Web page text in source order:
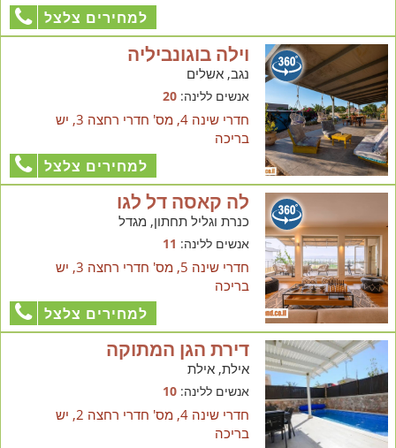
למחירים צלצל
וילה בוגונביליה
נגב, אשלים
אנשים ללינה:20
חדרי שינה 4, מס' חדרי רחצה 3, יש
בריכה
למחירים צלצל
לה קאסה דל לגו
כנרת וגליל תחתון, מגדל
אנשים ללינה: 11
חדרי שינה 5, מס' חדרי רחצה 3, יש
בריכה
למחירים צלצל
דירת הגן המתוקה
אילת, אילת
אנשים ללינה:10
חדרי שינה 4, מס' חדרי רחצה 2, יש
בריכה